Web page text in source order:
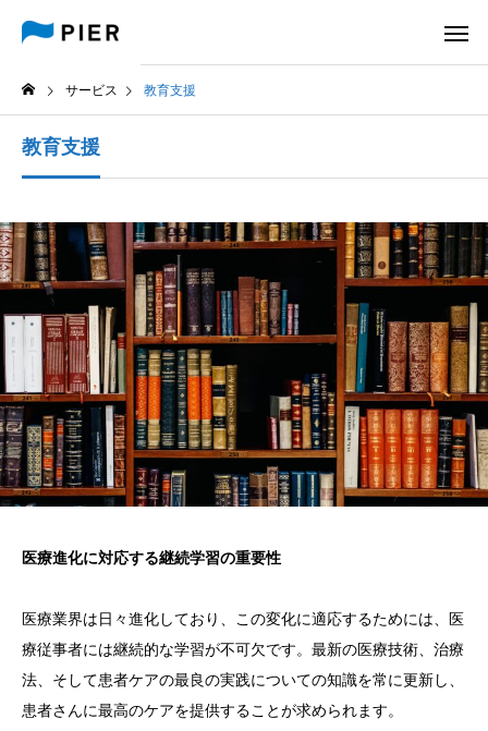
サービス 教育支援
教育支援
医療進化に対応する継続学習の重要性
医療業界は日々進化しており、この変化に適応するためには、医
療従事者には継続的な学習が不可欠です。最新の医療技術、治療
法、そして患者ケアの最良の実践についての知識を常に更新し、
患者さんに最高のケアを提供することが求められます。